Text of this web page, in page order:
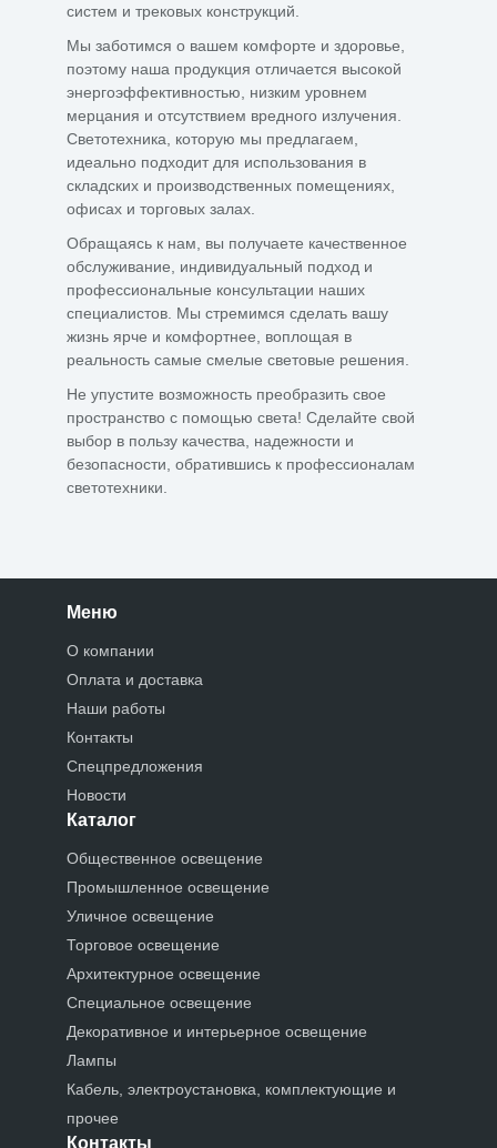
систем и трековых конструкций.
Мы заботимся о вашем комфорте и здоровье,
поэтому наша продукция отличается высокой
энергоэффективностью, низким уровнем
мерцания и отсутствием вредного излучения.
Светотехника, которую мы предлагаем,
идеально подходит для использования в
складских и производственных помещениях,
офисах и торговых залах.
Обращаясь к нам, вы получаете качественное
обслуживание, индивидуальный подход и
профессиональные консультации наших
специалистов. Мы стремимся сделать вашу
жизнь ярче и комфортнее, воплощая в
реальность самые смелые световые решения.
Не упустите возможность преобразить свое
пространство с помощью света! Сделайте свой
выбор в пользу качества, надежности и
безопасности, обратившись к профессионалам
светотехники.
Меню
О компании
Оплата и доставка
Наши работы
Контакты
Спецпредложения
Новости
Каталог
Общественное освещение
Промышленное освещение
Уличное освещение
Торговое освещение
Архитектурное освещение
Специальное освещение
Декоративное и интерьерное освещение
Лампы
Кабель, электроустановка, комплектующие и
прочее
Контакты